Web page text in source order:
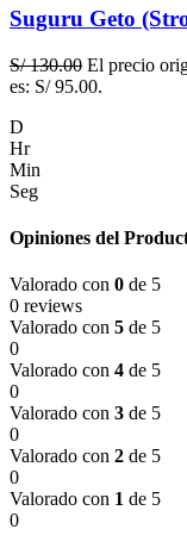
Suguru Geto
S/130.00 El precio
es: S/ 95.00.
D
Hr
Min
Seg
Opiniones del
Valorado con 0 de 5
0 reviews
Valorado con 5 de 5
0
Valorado con 4 de 5
0
Valorado con 3 de 5
0
Valorado con 2 de 5
0
Valorado con 1 de 5
0